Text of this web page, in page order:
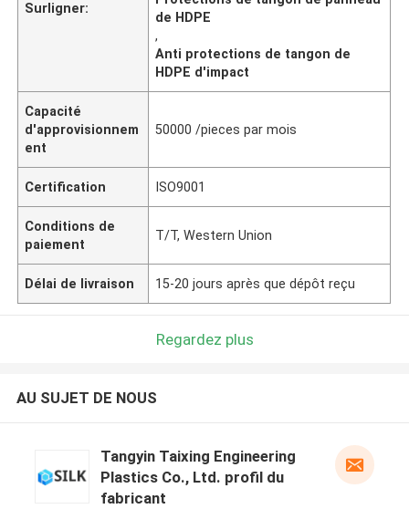
Surligner:
de HDPE
,
Anti protections de tangon de
HDPE d'impact
Capacité
d'approvisionnem
ent
50000 /pieces par mois
Certification ISO9001
Conditions de
paiement
T/T, Western Union
Délai de livraison 15-20 jours après que dépôt reçu
Regardez plus
AU SUJET DE NOUS
Tangyin Taixing Engineering
Plastics Co., Ltd. profil du
fabricant